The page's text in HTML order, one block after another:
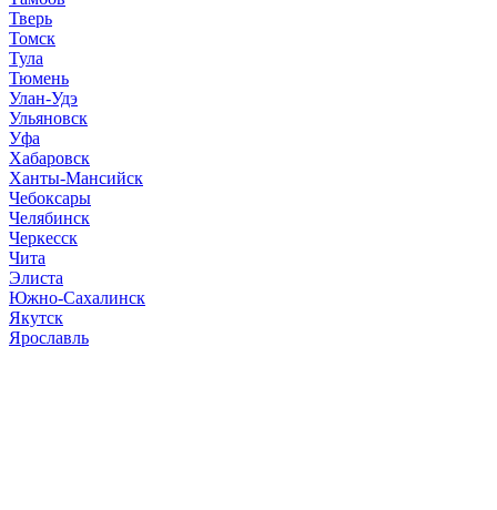
Тверь
Томск
Тула
Тюмень
Улан-Удэ
Ульяновск
Уфа
Хабаровск
Ханты-Мансийск
Чебоксары
Челябинск
Черкесск
Чита
Элиста
Южно-Сахалинск
Якутск
Ярославль